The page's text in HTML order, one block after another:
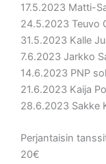
17.5.2023 Matti-
24.5.2023 Teuvo
31.5.2023 Kalle
7.6.2023 Jarkko
14.6.2023 PNP
21.6.2023 Kaija
28.6.2023 Sakke
Perjantaisin
20€